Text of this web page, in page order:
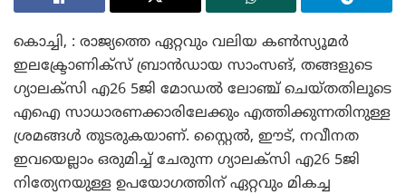
കൊച്ചി, : രാജ്യത്തെ ഏറ്റവും വലിയ കണ്‍സ്യൂമര്‍
ഇലക്ട്രോണിക്സ് ബ്രാന്‍ഡായ സാംസങ്, തങ്ങളുടെ
ഗ്യാലക്സി എ26 5ജി മോഡല്‍ ലോഞ്ച് ചെയ്തതിലൂടെ
എഐ സാധാരണക്കാരിലേക്കും എത്തിക്കുന്നതിനുള്ള
ശ്രമങ്ങള്‍ തുടരുകയാണ്. സ്റ്റൈല്‍, ഈട്, നവീനത
ഇവയെല്ലാം ഒരുമിച്ച് ചേരുന്ന ഗ്യാലക്സി എ26 5ജി
നിത്യേനയുള്ള ഉപയോഗത്തിന് ഏറ്റവും മികച്ച